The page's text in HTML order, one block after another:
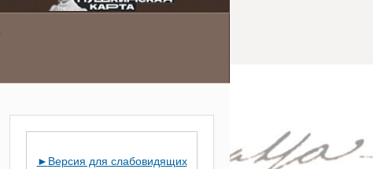
► Версия для слабовидящих